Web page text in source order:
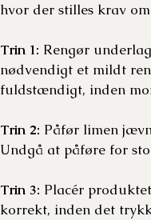
hvor der stilles krav
Trin 1: Rengør
nødvendigt et mildt
fuldstændigt, inden
Trin 2: Påfør limen
Undgå at påføre for
Trin 3: Placér
korrekt, inden det